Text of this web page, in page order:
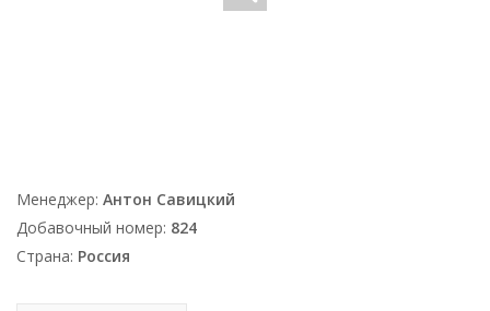
Менеджер: Антон Савицкий
Добавочный номер: 824
Страна: Россия